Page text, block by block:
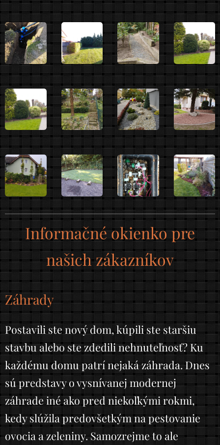
Informačné okienko pre
našich zákazníkov
Záhrady
Postavili ste nový dom, kúpili ste staršiu
stavbu alebo ste zdedili nehnuteľnosť? Ku
každému domu patrí nejaká záhrada. Dnes
sú predstavy o vysnívanej modernej
záhrade iné ako pred niekoľkými rokmi,
kedy slúžila predovšetkým na pestovanie
ovocia a zeleniny. Samozrejme to ale